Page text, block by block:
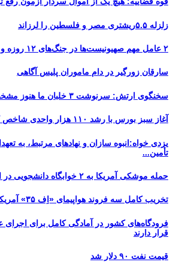
زلزله ۵.۵ریشتری مصر و فلسطین را لرزاند
۲ عامل مهم صهیونیست‌ها در جنگ‌های ۱۲ روزه و ۴۰ روزه اعدام شدند
سارقان زورگیر در دام ماموران پلیس آگاهی
سخنگوی ارتش: سرنوشت ۳ خلبان ما هنوز مشخص نیست
آغاز سبز بورس با رشد ۱۱۰ هزار واحدی شاخص کل
یزدی خواه:انبوه سازان و نهادهای مرتبط، به
تأمین...
حمله موشکی آمریکا به ۲ خوابگاه دانشجویی در اهواز
تخریب کامل سه فروند هواپیمای «اِف ۳۵» آمریکا توسط سپاه
فرودگاه‌های کشور در آمادگی کامل برای اجرای
قرار دارند
قیمت نفت ۹۰ دلار شد